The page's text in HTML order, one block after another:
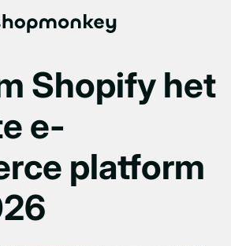
Shopify het
e-
platform